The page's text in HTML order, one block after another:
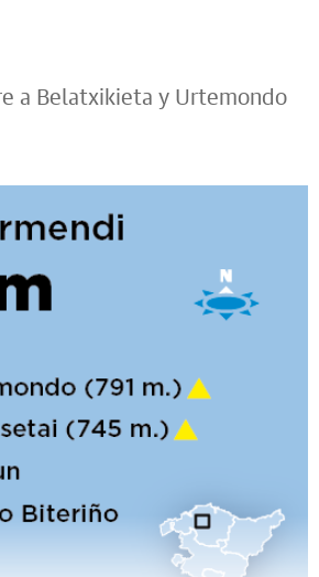
a Belatxikieta y Urtemondo